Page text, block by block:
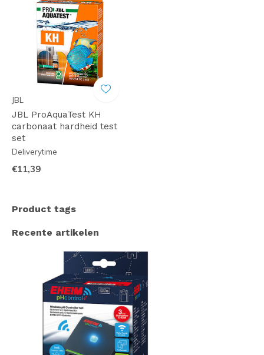
JBL
JBL ProAquaTest KH
carbonaat hardheid test
set
Deliverytime
€11,39
Product tags
Recente artikelen